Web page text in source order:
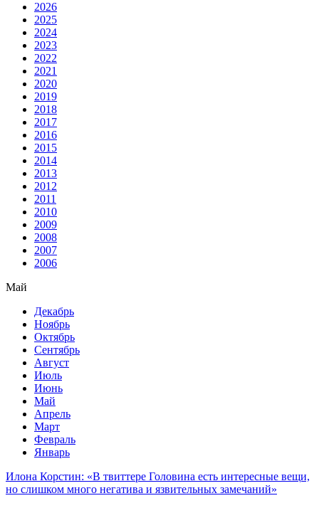
2026
2025
2024
2023
2022
2021
2020
2019
2018
2017
2016
2015
2014
2013
2012
2011
2010
2009
2008
2007
2006
Май
Декабрь
Ноябрь
Октябрь
Сентябрь
Август
Июль
Июнь
Май
Апрель
Март
Февраль
Январь
Илона Корстин: «В твиттере Головина есть интересные вещи,
но слишком много негатива и язвительных замечаний»